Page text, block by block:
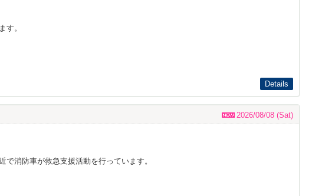
す。
Details
2026/08/08 (Sat)
消防車が救急支援活動を行っています。